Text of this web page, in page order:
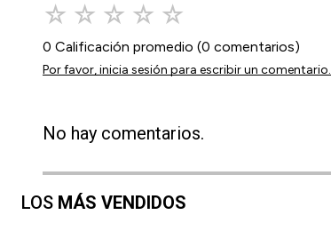
☆ ☆ ☆ ☆ ☆
0 Calificación promedio (0 comentarios)
Por favor, inicia sesión para escribir un comentario.
No hay comentarios.
LOS MÁS VENDIDOS